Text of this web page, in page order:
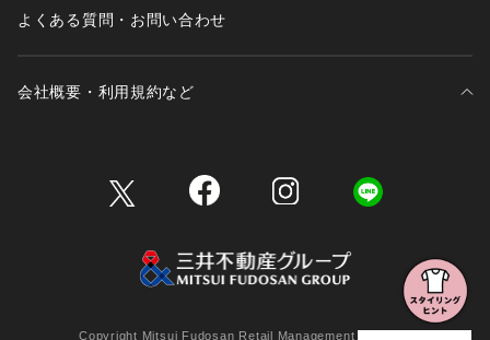
よくある質問・お問い合わせ
会社概要・利用規約など
Copyright Mitsui Fudosan Retail Management Co., Ltd.